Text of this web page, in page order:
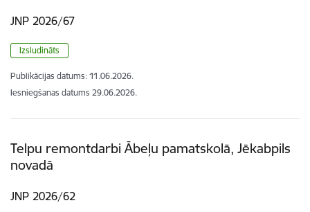
JNP 2026/67
Izsludināts
Publikācijas datums: 11.06.2026.
Iesniegšanas datums 29.06.2026.
Telpu remontdarbi Ābeļu pamatskolā, Jēkabpils
novadā
JNP 2026/62